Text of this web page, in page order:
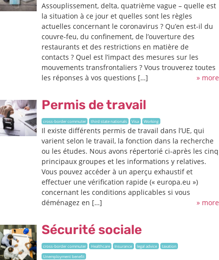
Assouplissement, delta, quatrième vague – quelle est
la situation à ce jour et quelles sont les règles
actuelles concernant le coronavirus ? Qu’en est-il du
couvre-feu, du confinement, de l’ouverture des
restaurants et des restrictions en matière de
contacts ? Quel est l’impact des mesures sur les
mouvements transfrontaliers ? Vous trouverez toutes
les réponses à vos questions […]
» more
Permis de travail
cross-border commuter third state nationals Visa Working
Il existe différents permis de travail dans l’UE, qui
varient selon le travail, la fonction dans la recherche
ou les études. Nous avons répertorié ci-après les cinq
principaux groupes et les informations y relatives.
Vous pouvez accéder à un aperçu exhaustif et
effectuer une vérification rapide (« europa.eu »)
concernant les conditions applicables si vous
déménagez en […]
» more
Sécurité sociale
cross-border commuter Healthcare Insurance legal advice
taxation
Unemployment benefit